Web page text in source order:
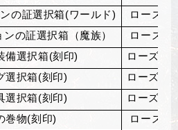
の証選択箱(ワールド)
ローズマ
の証選択箱（魔族）
ローズマ
備選択箱(刻印)
ローズマ
選択箱(刻印)
ローズマ
選択箱(刻印)
ローズマ
巻物(刻印)
ローズマ